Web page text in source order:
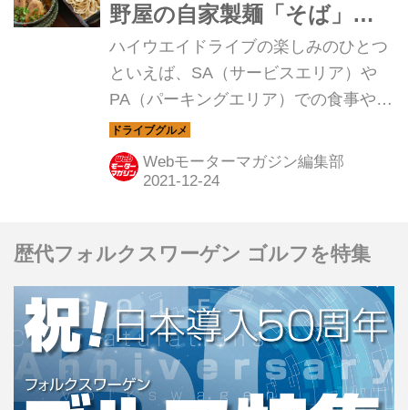
野屋の自家製麺「そば」と
山の幸をいただく
ハイウエイドライブの楽しみのひとつ
といえば、SA（サービスエリア）や
PA（パーキングエリア）での食事やお
みやげ。今回は、上信越自動車道・横
川SA（上り）のグルメ「燈歌名物 鴨
せいろそば」を紹介しよう。
Webモーターマガジン編集部
歴代フォルクスワーゲン ゴルフを特集